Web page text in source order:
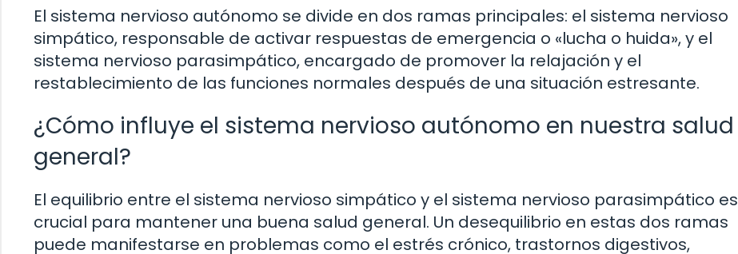
El sistema nervioso autónomo se divide en dos ramas principales: el sistema nervioso
simpático, responsable de activar respuestas de emergencia o «lucha o huida», y el
sistema nervioso parasimpático, encargado de promover la relajación y el
restablecimiento de las funciones normales después de una situación estresante.
¿Cómo influye el sistema nervioso autónomo en nuestra salud
general?
El equilibrio entre el sistema nervioso simpático y el sistema nervioso parasimpático es
crucial para mantener una buena salud general. Un desequilibrio en estas dos ramas
puede manifestarse en problemas como el estrés crónico, trastornos digestivos,